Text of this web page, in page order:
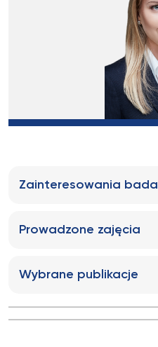
Zainteresowania
Prowadzone zajęcia
Wybrane publikacje